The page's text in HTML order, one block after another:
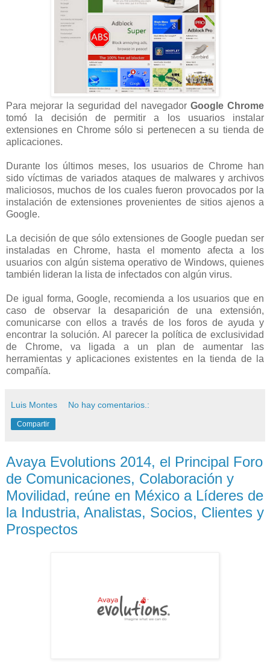
Para mejorar la seguridad del navegador Google Chrome
tomó la decisión de permitir a los usuarios instalar
extensiones en Chrome sólo si pertenecen a su tienda de
aplicaciones.
Durante los últimos meses, los usuarios de Chrome han
sido víctimas de variados ataques de malwares y archivos
maliciosos, muchos de los cuales fueron provocados por la
instalación de extensiones provenientes de sitios ajenos a
Google.
La decisión de que sólo extensiones de Google puedan ser
instaladas en Chrome, hasta el momento afecta a los
usuarios con algún sistema operativo de Windows, quienes
también lideran la lista de infectados con algún virus.
De igual forma, Google, recomienda a los usuarios que en
caso de observar la desaparición de una extensión,
comunicarse con ellos a través de los foros de ayuda y
encontrar la solución. Al parecer la política de exclusividad
de Chrome, va ligada a un plan de aumentar las
herramientas y aplicaciones existentes en la tienda de la
compañía.
Luis Montes No hay comentarios.:
Compartir
Avaya Evolutions 2014, el Principal Foro
de Comunicaciones, Colaboración y
Movilidad, reúne en México a Líderes de
la Industria, Analistas, Socios, Clientes y
Prospectos